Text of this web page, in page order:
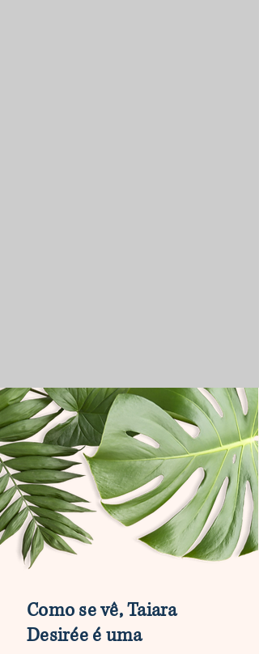
Como se vê, Taiara
Desirée é uma